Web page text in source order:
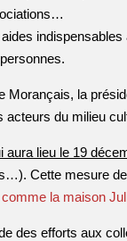
Morançais, la
acteurs du milieu
aura lieu le 19
Cette mesure
comme la maison
des efforts aux